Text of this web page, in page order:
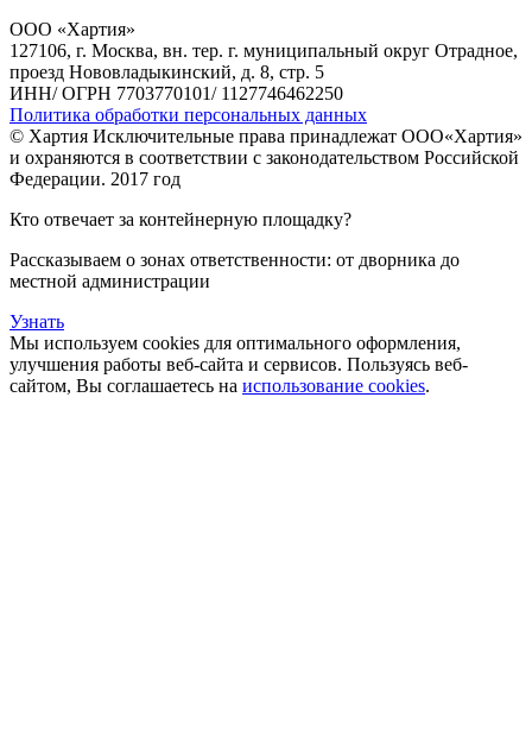
ООО «Хартия»
127106, г. Москва, вн. тер. г. муниципальный округ Отрадное,
проезд Нововладыкинский, д. 8, стр. 5
ИНН/ ОГРН 7703770101/ 1127746462250
Политика обработки персональных данных
© Хартия Исключительные права принадлежат ООО«Хартия»
и охраняются в соответствии с законодательством Российской
Федерации. 2017 год
Кто отвечает за контейнерную площадку?
Рассказываем о зонах ответственности: от дворника до
местной администрации
Узнать
Мы используем cookies для оптимального оформления,
улучшения работы веб-сайта и сервисов. Пользуясь веб-
сайтом, Вы соглашаетесь на использование cookies.